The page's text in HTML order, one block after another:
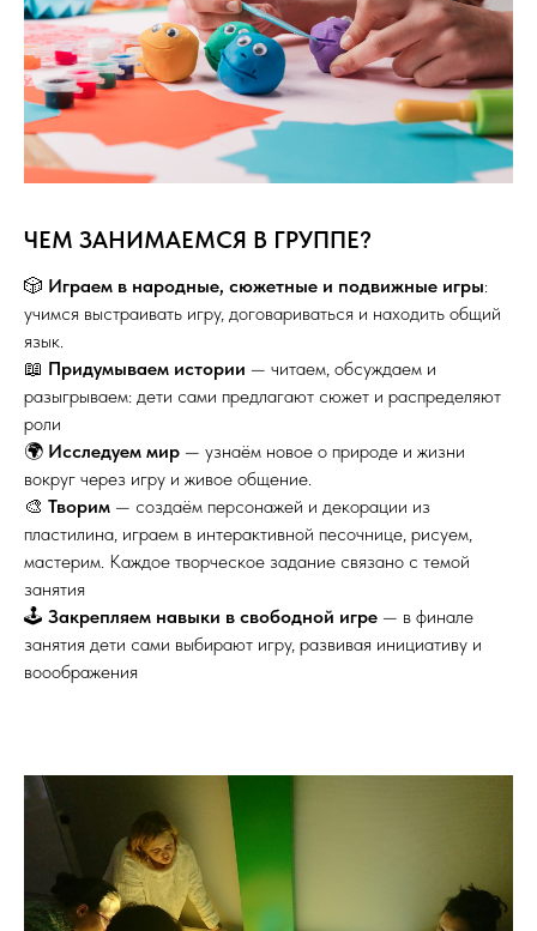
ЧЕМ ЗАНИМАЕМСЯ В ГРУППЕ?
🎲 Играем в народные, сюжетные и подвижные игры:
учимся выстраивать игру, договариваться и находить общий
язык.
📖 Придумываем истории — читаем, обсуждаем и
разыгрываем: дети сами предлагают сюжет и распределяют
роли
🌍 Исследуем мир — узнаём новое о природе и жизни
вокруг через игру и живое общение.
🎨 Творим — создаём персонажей и декорации из
пластилина, играем в интерактивной песочнице, рисуем,
мастерим. Каждое творческое задание связано с темой
занятия
🕹️ Закрепляем навыки в свободной игре — в финале
занятия дети сами выбирают игру, развивая инициативу и
вооображения